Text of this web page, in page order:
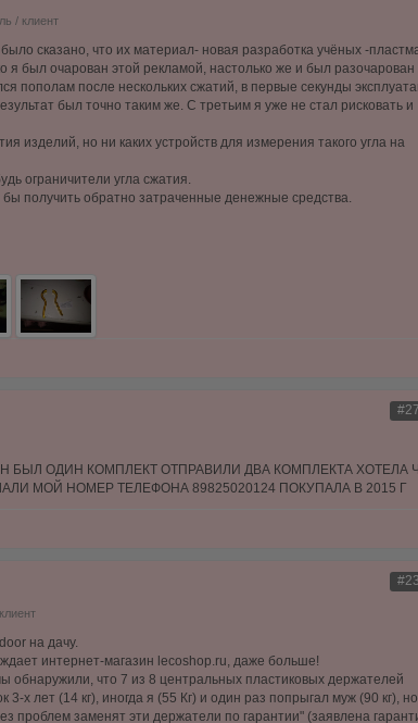
/ клиент
сказано, что их материал- новая разработка учёных -
был очарован этой рекламой, настолько же и был разочарован
пополам после нескольких сжатий, в первые секунды
был точно таким же. С третьим я уже не стал рисковать и
изделий, но ни каких устройств для измерения такого угла на
ограничители угла сжатия.
получить обратно затраченные денежные средства.
БЫЛ ОДИН КОМПЛЕКТ ОТПРАВИЛИ ДВА КОМПЛЕКТА ХОТЕЛА
МОЙ НОМЕР ТЕЛЕФОНА 89825020124 ПОКУПАЛА В 2015 Г
на дачу.
интернет-магазин lecoshop.ru, даже больше!
обнаружили, что 7 из 8 центральных пластиковых держателей
х лет (14 кг), иногда я (55 Кг) и один раз попрыгал муж (90 кг), но
проблем заменят эти держатели по гарантии" (заявлена